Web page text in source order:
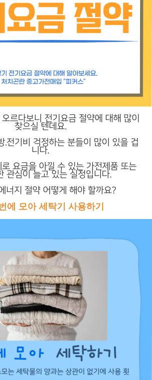
르다보니 전기요금 절약에 대해 많이
찾으실 텐데요.
.전기비 걱정하는 분들이 많이 있을 겁
니다.
요금을 아낄 수 있는 가전제품 또는
관심이 늘고 있는 실정입니다.
너지 절약 어떻게 해야 할까요?
에 모아 세탁기 사용하기